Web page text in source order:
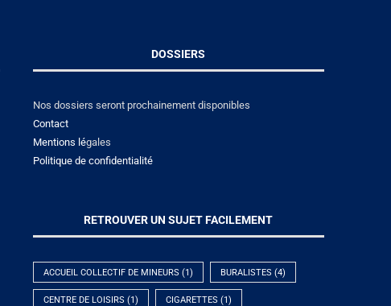
DOSSIERS
Nos dossiers seront prochainement disponibles
Contact
Mentions légales
Politique de confidentialité
RETROUVER UN SUJET FACILEMENT
ACCUEIL COLLECTIF DE MINEURS (1) BURALISTES (4)
CENTRE DE LOISIRS (1) CIGARETTES (1)